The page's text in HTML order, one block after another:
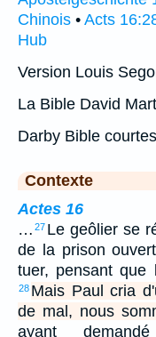
Chinois • Acts
Hub
Version Louis
La Bible David
Darby Bible
Contexte
Actes 16
… 27 Le geôlier se
de la prison
tuer, pensant que
28 Mais Paul cria
de mal, nous
ayant